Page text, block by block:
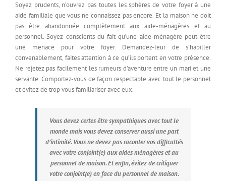
Soyez prudents, n’ouvrez pas toutes les sphères de votre foyer à une
aide familiale que vous ne connaissez pas encore. Et la maison ne doit
pas être abandonnée complètement aux aide-ménagères et au
personnel. Soyez conscients du fait qu’une aide-ménagère peut être
une menace pour votre foyer. Demandez-leur de s’habiller
convenablement, faites attention à ce qu’ils portent en votre présence.
Ne rejetez pas facilement les rumeurs d’aventure entre un mari et une
servante. Comportez-vous de façon respectable avec tout le personnel
et évitez de trop vous familiariser avec eux.
Vous devez certes être sympathiques avec tout le
monde mais vous devez conserver aussi une part
d’intimité. Vous ne devez pas raconter vos difficultés
avec votre conjoint(e) aux aides ménagères et au
personnel de maison. Et enfin, évitez de critiquer
votre conjoint(e) en face du personnel de maison.